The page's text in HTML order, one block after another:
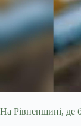
На Рівненщині, де